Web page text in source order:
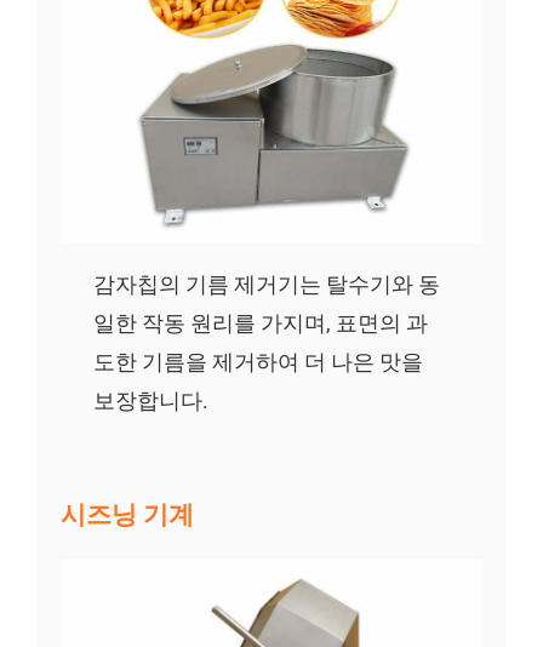
감자칩의 기름 제거기는 탈수기와 동
일한 작동 원리를 가지며, 표면의 과
도한 기름을 제거하여 더 나은 맛을
보장합니다.
시즈닝 기계